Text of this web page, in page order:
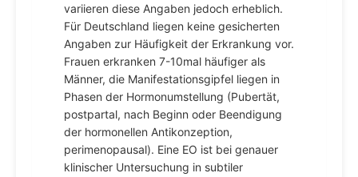
variieren diese Angaben jedoch erheblich.
Für Deutschland liegen keine gesicherten
Angaben zur Häufigkeit der Erkrankung vor.
Frauen erkranken 7-10mal häufiger als
Männer, die Manifestationsgipfel liegen in
Phasen der Hormonumstellung (Pubertät,
postpartal, nach Beginn oder Beendigung
der hormonellen Antikonzeption,
perimenopausal). Eine EO ist bei genauer
klinischer Untersuchung in subtiler